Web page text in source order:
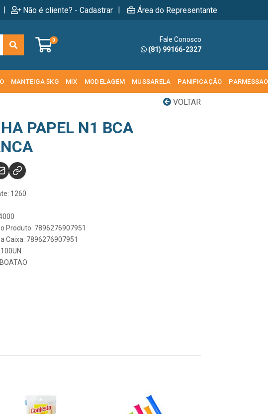
| Não é cliente? - Cadastrar | Área do Representante
0
Fale Conosco
(81) 99166-2327
MANTEIGA 5KG MIX MODELAGEM MUSSARELA PANIFICAÇÃO PARMESSAO
VOLTAR
PAPEL N1 BCA
1260
Produto: 7896276907951
Caixa: 7896276907951